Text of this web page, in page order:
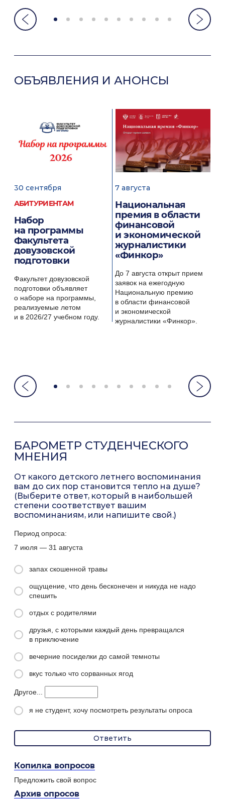
ОБЪЯВЛЕНИЯ И АНОНСЫ
30 сентября
АБИТУРИЕНТАМ
Набор
на программы
Факультета
довузовской
подготовки
Факультет довузовской
подготовки объявляет
о наборе на программы,
реализуемые летом
и в 2026/27 учебном году.
7 августа
Национальная
премия в области
финансовой
и экономической
журналистики
«Финкор»
До 7 августа открыт прием
заявок на ежегодную
Национальную премию
в области финансовой
и экономической
журналистики «Финкор».
БАРОМЕТР СТУДЕНЧЕСКОГО
МНЕНИЯ
От какого детского летнего воспоминания
вам до сих пор становится тепло на душе?
(Выберите ответ, который в наибольшей
степени соответствует вашим
воспоминаниям, или напишите свой.)
Период опроса:
7 июля — 31 августа
запах скошенной травы
ощущение, что день бесконечен и никуда не надо
спешить
отдых с родителями
друзья, с которыми каждый день превращался
в приключение
вечерние посиделки до самой темноты
вкус только что сорванных ягод
Другое...
я не студент, хочу посмотреть результаты опроса
Копилка вопросов
Предложить свой вопрос
Архив опросов